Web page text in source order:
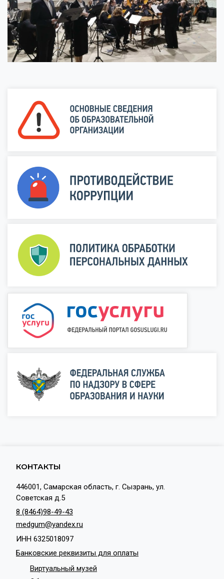
КОНТАКТЫ
446001, Самарская область, г. Сызрань, ул.
Советская д.5
8 (8464)98-49-43
medgum@yandex.ru
ИНН 6325018097
Банковские реквизиты для оплаты
Виртуальный музей